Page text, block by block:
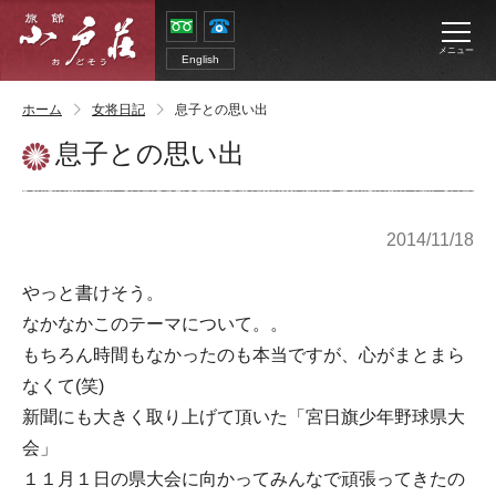
English
メニュー
ホーム 女将日記 息子との思い出
息子との思い出
2014/11/18
やっと書けそう。
なかなかこのテーマについて。。
もちろん時間もなかったのも本当ですが、心がまとまら
なくて(笑)
新聞にも大きく取り上げて頂いた「宮日旗少年野球県大
会」
１１月１日の県大会に向かってみんなで頑張ってきたの